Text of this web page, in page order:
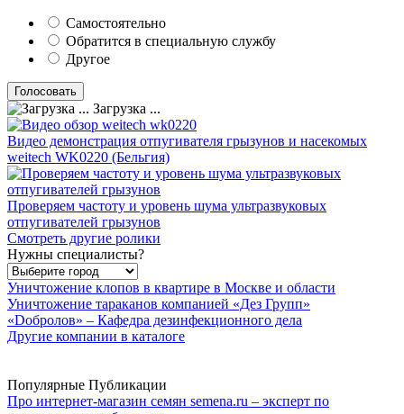
Самостоятельно
Обратится в специальную службу
Другое
Загрузка ...
Видео демонстрация отпугивателя грызунов и насекомых
weitech WK0220 (Бельгия)
Проверяем частоту и уровень шума ультразвуковых
отпугивателей грызунов
Смотреть другие ролики
Нужны специалисты?
Уничтожение клопов в квартире в Москве и области
Уничтожение тараканов компанией «Дез Групп»
«Dобролов» – Кафедра дезинфекционного дела
Другие компании в каталоге
Популярные Публикации
Про интернет-магазин семян semena.ru – эксперт по